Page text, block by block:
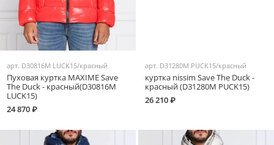
арт. D30816M LUCK15/красный
Пуховая куртка MAXIME Save
The Duck - красный(D30816M
LUCK15)
24 870 ₽
арт. D31280M PUCK15/красный
куртка nissim Save The Duck -
красный (D31280M PUCK15)
26 210 ₽